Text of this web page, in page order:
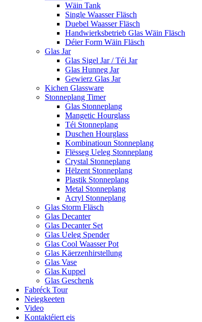
Wäin Tank
Single Waasser Fläsch
Duebel Waasser Fläsch
Handwierksbetrieb Glas Wäin Fläsch
Déier Form Wäin Fläsch
Glas Jar
Glas Sigel Jar / Téi Jar
Glas Hunneg Jar
Gewierz Glas Jar
Kichen Glassware
Stonneplang Timer
Glas Stonneplang
Mangetic Hourglass
Téi Stonneplang
Duschen Hourglass
Kombinatioun Stonneplang
Flësseg Ueleg Stonneplang
Crystal Stonneplang
Hëlzent Stonneplang
Plastik Stonneplang
Metal Stonneplang
Acryl Stonneplang
Glas Storm Fläsch
Glas Decanter
Glas Decanter Set
Glas Ueleg Spender
Glas Cool Waasser Pot
Glas Käerzenhirstellung
Glas Vase
Glas Kuppel
Glas Geschenk
Fabréck Tour
Neiegkeeten
Video
Kontaktéiert eis